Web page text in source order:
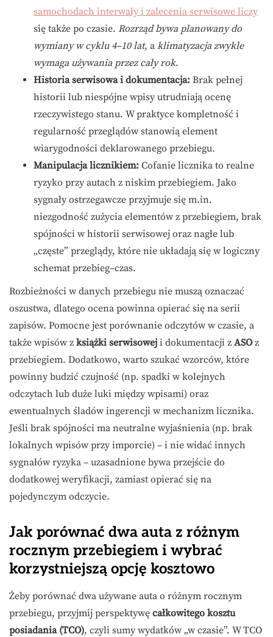
samochodach interwały i zalecenia serwisowe liczy
się także po czasie. Rozrząd bywa planowany do
wymiany w cyklu 4–10 lat, a klimatyzacja zwykle
wymaga używania przez cały rok.
Historia serwisowa i dokumentacja: Brak pełnej
historii lub niespójne wpisy utrudniają ocenę
rzeczywistego stanu. W praktyce kompletność i
regularność przeglądów stanowią element
wiarygodności deklarowanego przebiegu.
Manipulacja licznikiem: Cofanie licznika to realne
ryzyko przy autach z niskim przebiegiem. Jako
sygnały ostrzegawcze przyjmuje się m.in.
niezgodność zużycia elementów z przebiegiem, brak
spójności w historii serwisowej oraz nagłe lub
„częste” przeglądy, które nie układają się w logiczny
schemat przebieg–czas.
Rozbieżności w danych przebiegu nie muszą oznaczać
oszustwa, dlatego ocena powinna opierać się na serii
zapisów. Pomocne jest porównanie odczytów w czasie, a
także wpisów z książki serwisowej i dokumentacji z ASOz
przebiegiem. Dodatkowo, warto szukać wzorców, które
powinny budzić czujność (np. spadki w kolejnych
odczytach lub duże luki między wpisami) oraz
ewentualnych śladów ingerencji w mechanizm licznika.
Jeśli brak spójności ma neutralne wyjaśnienia (np. brak
lokalnych wpisów przy imporcie) – i nie widać innych
sygnałów ryzyka – uzasadnione bywa przejście do
dodatkowej weryfikacji, zamiast opierać się na
pojedynczym odczycie.
Jak porównać dwa auta z różnym
rocznym przebiegiem i wybrać
korzystniejszą opcję kosztowo
Żeby porównać dwa używane auta o różnym rocznym
przebiegu, przyjmij perspektywę całkowitego kosztu
posiadania (TCO), czyli sumy wydatków „w czasie”. W TCO